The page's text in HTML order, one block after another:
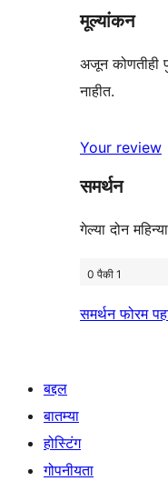
मूल्यांकन
अजून कोणतीही
नाहीत.
Your review
समर्थन
गेल्या दोन
0 पैकी 1
समर्थन फोरम
बद्दल
बातम्या
होस्टिंग
गोपनीयता